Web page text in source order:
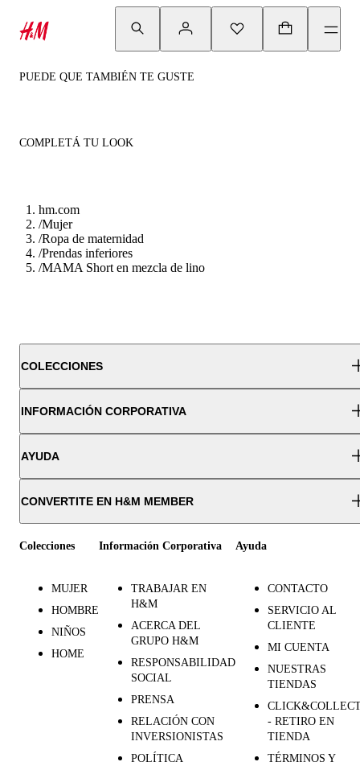
PUEDE QUE TAMBIÉN TE GUSTE
COMPLETÁ TU LOOK
hm.com
/Mujer
/Ropa de maternidad
/Prendas inferiores
/MAMA Short en mezcla de lino
COLECCIONES
INFORMACIÓN CORPORATIVA
AYUDA
CONVERTITE EN H&M MEMBER
Colecciones
MUJER
HOMBRE
NIÑOS
HOME
Información Corporativa
TRABAJAR EN
H&M
ACERCA DEL
GRUPO H&M
RESPONSABILIDAD
SOCIAL
PRENSA
RELACIÓN CON
INVERSIONISTAS
POLÍTICA
Ayuda
CONTACTO
SERVICIO AL
CLIENTE
MI CUENTA
NUESTRAS
TIENDAS
- RETIRO EN
TIENDA
TÉRMINOS Y